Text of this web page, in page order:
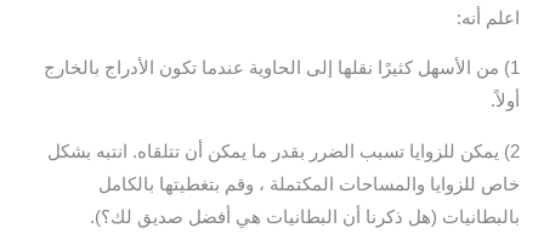
اعلم أنه:
1) من الأسهل كثيرًا نقلها إلى الحاوية عندما تكون الأدراج بالخارج
أولاً.
2) يمكن للزوايا تسبب الضرر بقدر ما يمكن أن تتلقاه. انتبه بشكل
خاص للزوايا والمساحات المكتملة ، وقم بتغطيتها بالكامل
بالبطانيات (هل ذكرنا أن البطانيات هي أفضل صديق لك؟).